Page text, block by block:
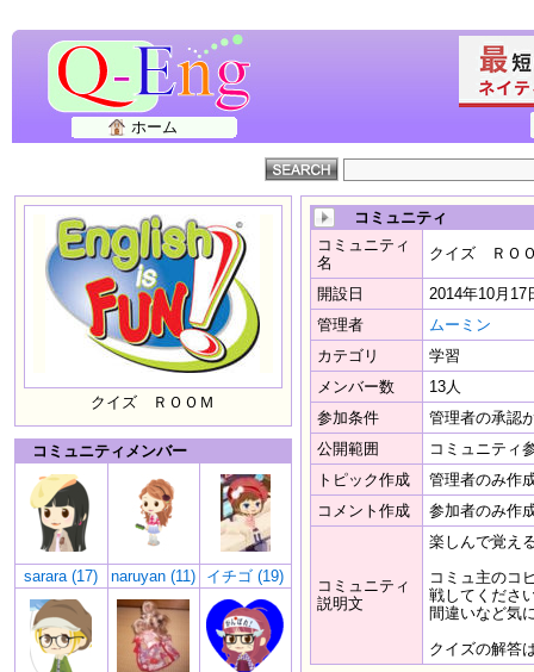
ホーム
クイズ ＲＯＯＭ
コミュニティメンバー
sarara (17) naruyan (11) イチゴ (19)
コミュニティ
コミュニティ
名
クイズ ＲＯ
開設日
2014年10月17
管理者
ムーミン
カテゴリ
学習
メンバー数
13人
参加条件
管理者の承認
公開範囲
コミュニティ
トピック作成
管理者のみ作
コメント作成
参加者のみ作
コミュニティ
説明文
楽しんで覚え
コミュ主のコ
戦してくださ
間違いなど気
クイズの解答